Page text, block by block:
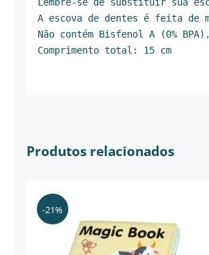
A escova de dentes é feita de
Não contém Bisfenol A (0% BPA).
Comprimento total: 15 cm
Produtos relacionados
-21%